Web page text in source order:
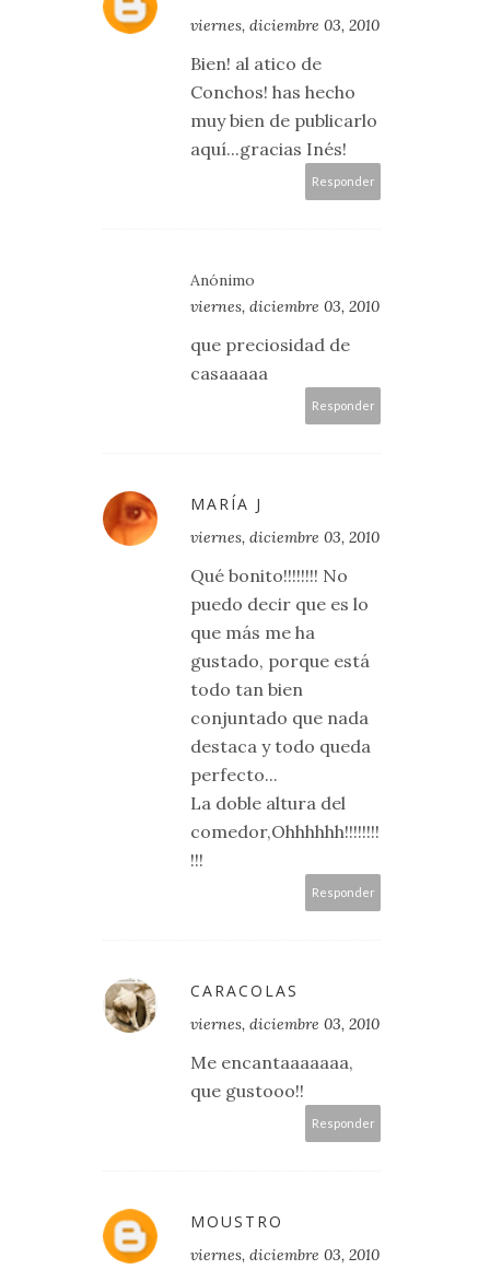
viernes, diciembre 03, 2010
Bien! al atico de
Conchos! has hecho
muy bien de publicarlo
aquí...gracias Inés!
Responder
Anónimo
viernes, diciembre 03, 2010
que preciosidad de
casaaaaa
Responder
MARÍA J
viernes, diciembre 03, 2010
Qué bonito!!!!!!!! No
puedo decir que es lo
que más me ha
gustado, porque está
todo tan bien
conjuntado que nada
destaca y todo queda
perfecto...
La doble altura del
comedor,Ohhhhhh!!!!!!!!
!!!
Responder
CARACOLAS
viernes, diciembre 03, 2010
Me encantaaaaaaa,
que gustooo!!
Responder
MOUSTRO
viernes, diciembre 03, 2010